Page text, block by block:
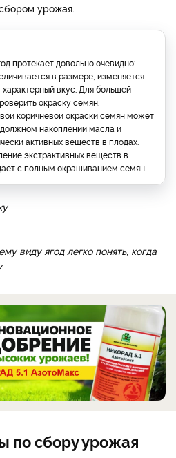
урожая.
протекает довольно очевидно:
в размере, изменяется
характерный вкус. Для большей
окраску семян.
коричневой окраски семян может
накоплении масла и
активных веществ в плодах.
экстрактивных веществ в
с полным окрашиванием семян.
виду ягод легко понять, когда
по сбору урожая